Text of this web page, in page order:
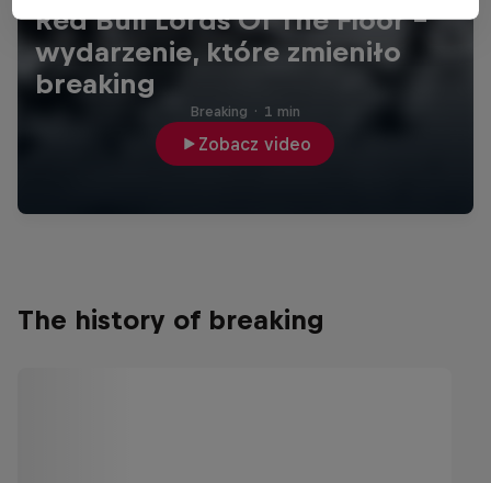
Red Bull Lords Of The Floor -
wydarzenie, które zmieniło
breaking
Zobacz video
Breaking · 1 min
The history of breaking